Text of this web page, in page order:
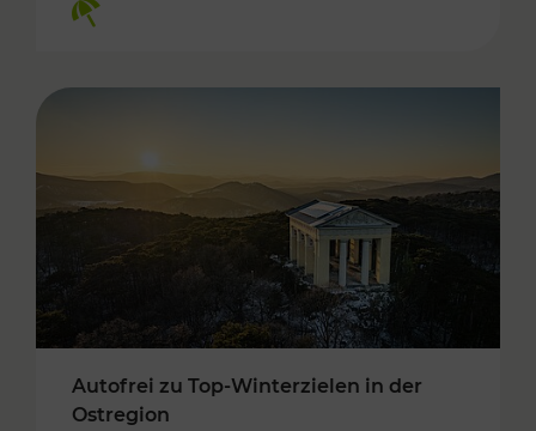
Autofrei zu Top-Winterzielen in der
Ostregion